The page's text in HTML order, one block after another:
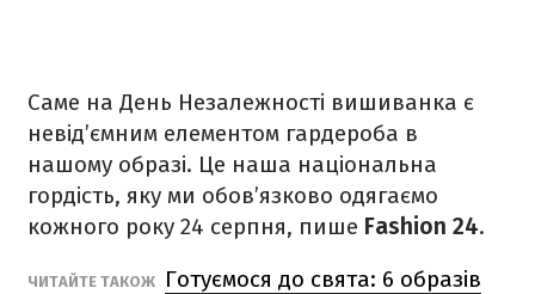
Саме на День Незалежності вишиванка є
невід’ємним елементом гардероба в
нашому образі. Це наша національна
гордість, яку ми обов’язково одягаємо
кожного року 24 серпня, пише Fashion 24.
ЧИТАЙТЕ ТАКОЖ
Готуємося до свята: 6 образів